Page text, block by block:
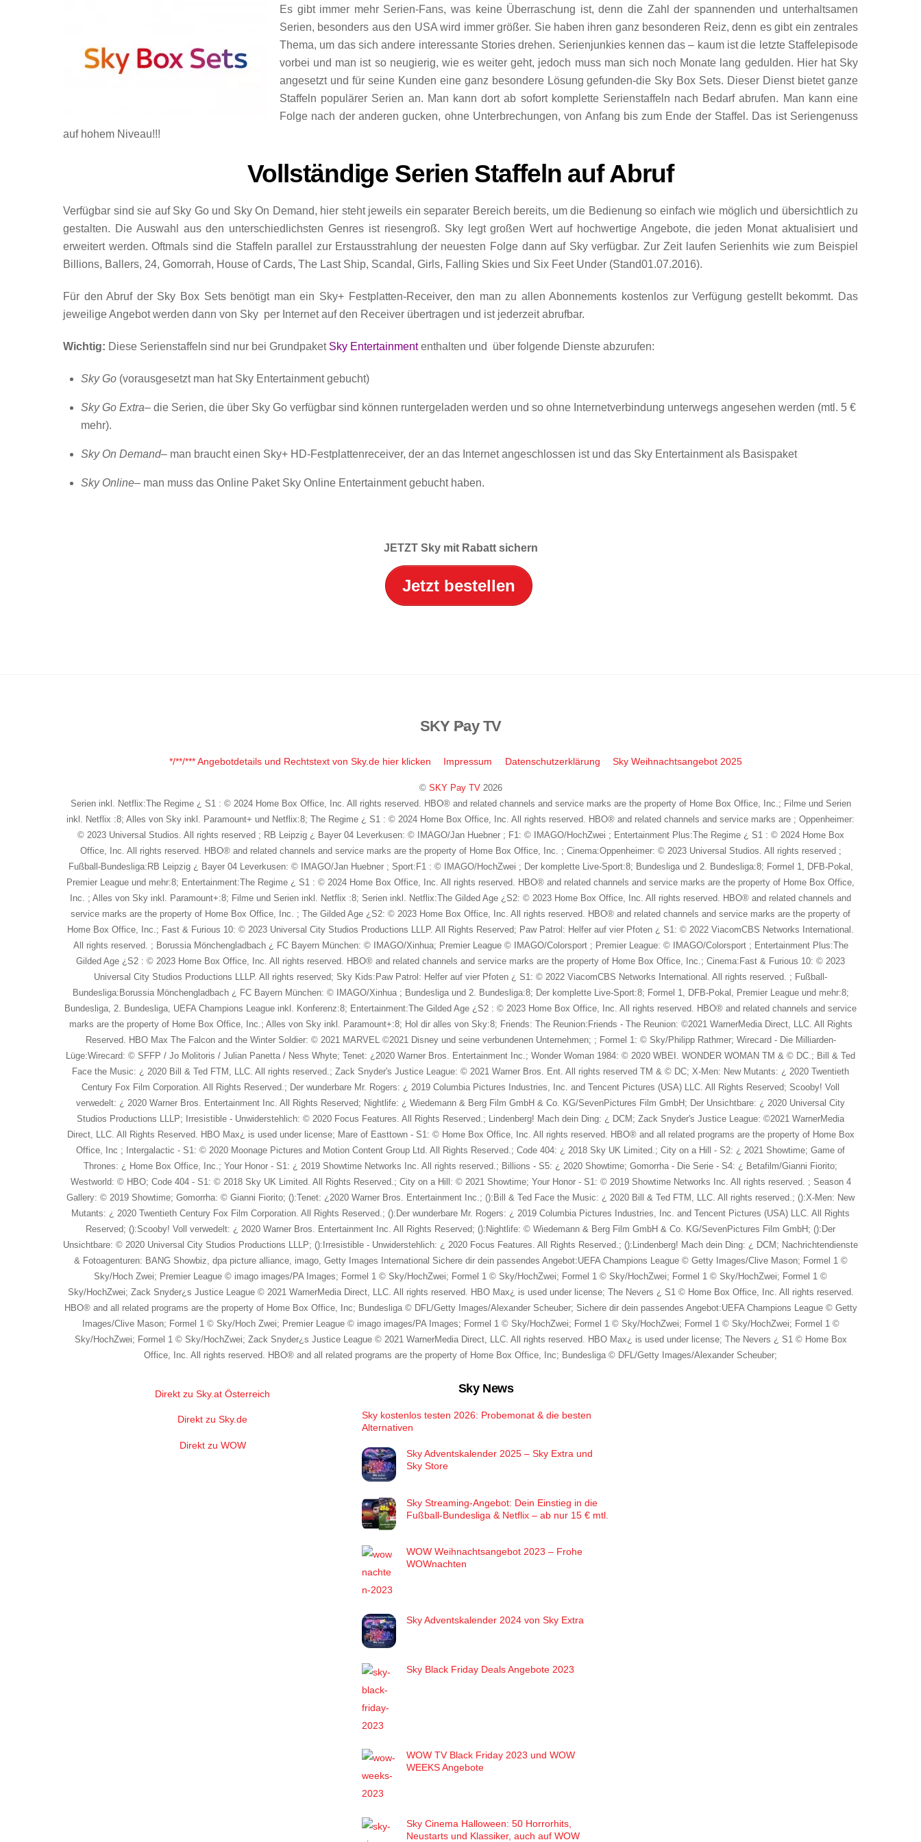
Es gibt immer mehr Serien-Fans, was keine Überraschung ist, denn die Zahl der spannenden und unterhaltsamen
Serien, besonders aus den USA wird immer größer. Sie haben ihren ganz besonderen Reiz, denn es gibt ein zentrales
Thema, um das sich andere interessante Stories drehen. Serienjunkies kennen das – kaum ist die letzte Staffelepisode
vorbei und man ist so neugierig, wie es weiter geht, jedoch muss man sich noch Monate lang gedulden. Hier hat Sky
angesetzt und für seine Kunden eine ganz besondere Lösung gefunden-die Sky Box Sets. Dieser Dienst bietet ganze
Staffeln populärer Serien an. Man kann dort ab sofort komplette Serienstaffeln nach Bedarf abrufen. Man kann eine
Folge nach der anderen gucken, ohne Unterbrechungen, von Anfang bis zum Ende der Staffel. Das ist Seriengenuss
auf hohem Niveau!!!
Vollständige Serien Staffeln auf Abruf
Verfügbar sind sie auf Sky Go und Sky On Demand, hier steht jeweils ein separater Bereich bereits, um die Bedienung so einfach wie möglich und übersichtlich zu
gestalten. Die Auswahl aus den unterschiedlichsten Genres ist riesengroß. Sky legt großen Wert auf hochwertige Angebote, die jeden Monat aktualisiert und
erweitert werden. Oftmals sind die Staffeln parallel zur Erstausstrahlung der neuesten Folge dann auf Sky verfügbar. Zur Zeit laufen Serienhits wie zum Beispiel
Billions, Ballers, 24, Gomorrah, House of Cards, The Last Ship, Scandal, Girls, Falling Skies und Six Feet Under (Stand01.07.2016).
Für den Abruf der Sky Box Sets benötigt man ein Sky+ Festplatten-Receiver, den man zu allen Abonnements kostenlos zur Verfügung gestellt bekommt. Das
jeweilige Angebot werden dann von Sky per Internet auf den Receiver übertragen und ist jederzeit abrufbar.
Wichtig: Diese Serienstaffeln sind nur bei Grundpaket Sky Entertainmententhalten und über folgende Dienste abzurufen:
Sky Go(vorausgesetzt man hat Sky Entertainment gebucht)
Sky Go Extra– die Serien, die über Sky Go verfügbar sind können runtergeladen werden und so ohne Internetverbindung unterwegs angesehen werden (mtl. 5 €
mehr).
Sky On Demand– man braucht einen Sky+ HD-Festplattenreceiver, der an das Internet angeschlossen ist und das Sky Entertainment als Basispaket
Sky Online– man muss das Online Paket Sky Online Entertainment gebucht haben.
JETZT Sky mit Rabatt sichern
Jetzt bestellen
Back
Top
SKY Pay TV
*/**/*** Angebotdetails und Rechtstext von Sky.de hier klicken Impressum Datenschutzerklärung Sky Weihnachtsangebot 2025
© SKY Pay TV2026
Serien inkl. Netflix:The Regime ¿ S1 : © 2024 Home Box Office, Inc. All rights reserved. HBO® and related channels and service marks are the property of Home Box Office, Inc.; Filme und Serien
inkl. Netflix :8; Alles von Sky inkl. Paramount+ und Netflix:8; The Regime ¿ S1 : © 2024 Home Box Office, Inc. All rights reserved. HBO® and related channels and service marks are ; Oppenheimer:
© 2023 Universal Studios. All rights reserved ; RB Leipzig ¿ Bayer 04 Leverkusen: © IMAGO/Jan Huebner ; F1: © IMAGO/HochZwei ; Entertainment Plus:The Regime ¿ S1 : © 2024 Home Box
Office, Inc. All rights reserved. HBO® and related channels and service marks are the property of Home Box Office, Inc. ; Cinema:Oppenheimer: © 2023 Universal Studios. All rights reserved ;
Fußball-Bundesliga:RB Leipzig ¿ Bayer 04 Leverkusen: © IMAGO/Jan Huebner ; Sport:F1 : © IMAGO/HochZwei ; Der komplette Live-Sport:8; Bundesliga und 2. Bundesliga:8; Formel 1, DFB-Pokal,
Premier League und mehr:8; Entertainment:The Regime ¿ S1 : © 2024 Home Box Office, Inc. All rights reserved. HBO® and related channels and service marks are the property of Home Box Office,
Inc. ; Alles von Sky inkl. Paramount+:8; Filme und Serien inkl. Netflix :8; Serien inkl. Netflix:The Gilded Age ¿S2: © 2023 Home Box Office, Inc. All rights reserved. HBO® and related channels and
service marks are the property of Home Box Office, Inc. ; The Gilded Age ¿S2: © 2023 Home Box Office, Inc. All rights reserved. HBO® and related channels and service marks are the property of
Home Box Office, Inc.; Fast & Furious 10: © 2023 Universal City Studios Productions LLLP. All Rights Reserved; Paw Patrol: Helfer auf vier Pfoten ¿ S1: © 2022 ViacomCBS Networks International.
All rights reserved. ; Borussia Mönchengladbach ¿ FC Bayern München: © IMAGO/Xinhua; Premier League © IMAGO/Colorsport ; Premier League: © IMAGO/Colorsport ; Entertainment Plus:The
Gilded Age ¿S2 : © 2023 Home Box Office, Inc. All rights reserved. HBO® and related channels and service marks are the property of Home Box Office, Inc.; Cinema:Fast & Furious 10: © 2023
Universal City Studios Productions LLLP. All rights reserved; Sky Kids:Paw Patrol: Helfer auf vier Pfoten ¿ S1: © 2022 ViacomCBS Networks International. All rights reserved. ; Fußball-
Bundesliga:Borussia Mönchengladbach ¿ FC Bayern München: © IMAGO/Xinhua ; Bundesliga und 2. Bundesliga:8; Der komplette Live-Sport:8; Formel 1, DFB-Pokal, Premier League und mehr:8;
Bundesliga, 2. Bundesliga, UEFA Champions League inkl. Konferenz:8; Entertainment:The Gilded Age ¿S2 : © 2023 Home Box Office, Inc. All rights reserved. HBO® and related channels and service
marks are the property of Home Box Office, Inc.; Alles von Sky inkl. Paramount+:8; Hol dir alles von Sky:8; Friends: The Reunion:Friends - The Reunion: ©2021 WarnerMedia Direct, LLC. All Rights
Reserved. HBO Max The Falcon and the Winter Soldier: © 2021 MARVEL ©2021 Disney und seine verbundenen Unternehmen; ; Formel 1: © Sky/Philipp Rathmer; Wirecard - Die Milliarden-
Lüge:Wirecard: © SFFP / Jo Molitoris / Julian Panetta / Ness Whyte; Tenet: ¿2020 Warner Bros. Entertainment Inc.; Wonder Woman 1984: © 2020 WBEI. WONDER WOMAN TM & © DC.; Bill & Ted
Face the Music: ¿ 2020 Bill & Ted FTM, LLC. All rights reserved.; Zack Snyder's Justice League: © 2021 Warner Bros. Ent. All rights reserved TM & © DC; X-Men: New Mutants: ¿ 2020 Twentieth
Century Fox Film Corporation. All Rights Reserved.; Der wunderbare Mr. Rogers: ¿ 2019 Columbia Pictures Industries, Inc. and Tencent Pictures (USA) LLC. All Rights Reserved; Scooby! Voll
verwedelt: ¿ 2020 Warner Bros. Entertainment Inc. All Rights Reserved; Nightlife: ¿ Wiedemann & Berg Film GmbH & Co. KG/SevenPictures Film GmbH; Der Unsichtbare: ¿ 2020 Universal City
Studios Productions LLLP; Irresistible - Unwiderstehlich: © 2020 Focus Features. All Rights Reserved.; Lindenberg! Mach dein Ding: ¿ DCM; Zack Snyder's Justice League: ©2021 WarnerMedia
Direct, LLC. All Rights Reserved. HBO Max¿ is used under license; Mare of Easttown - S1: © Home Box Office, Inc. All rights reserved. HBO® and all related programs are the property of Home Box
Office, Inc ; Intergalactic - S1: © 2020 Moonage Pictures and Motion Content Group Ltd. All Rights Reserved.; Code 404: ¿ 2018 Sky UK Limited.; City on a Hill - S2: ¿ 2021 Showtime; Game of
Thrones: ¿ Home Box Office, Inc.; Your Honor - S1: ¿ 2019 Showtime Networks Inc. All rights reserved.; Billions - S5: ¿ 2020 Showtime; Gomorrha - Die Serie - S4: ¿ Betafilm/Gianni Fiorito;
Westworld: © HBO; Code 404 - S1: © 2018 Sky UK Limited. All Rights Reserved.; City on a Hill: © 2021 Showtime; Your Honor - S1: © 2019 Showtime Networks Inc. All rights reserved. ; Season 4
Gallery: © 2019 Showtime; Gomorrha: © Gianni Fiorito; ():Tenet: ¿2020 Warner Bros. Entertainment Inc.; ():Bill & Ted Face the Music: ¿ 2020 Bill & Ted FTM, LLC. All rights reserved.; ():X-Men: New
Mutants: ¿ 2020 Twentieth Century Fox Film Corporation. All Rights Reserved.; ():Der wunderbare Mr. Rogers: ¿ 2019 Columbia Pictures Industries, Inc. and Tencent Pictures (USA) LLC. All Rights
Reserved; ():Scooby! Voll verwedelt: ¿ 2020 Warner Bros. Entertainment Inc. All Rights Reserved; ():Nightlife: © Wiedemann & Berg Film GmbH & Co. KG/SevenPictures Film GmbH; ():Der
Unsichtbare: © 2020 Universal City Studios Productions LLLP; ():Irresistible - Unwiderstehlich: ¿ 2020 Focus Features. All Rights Reserved.; ():Lindenberg! Mach dein Ding: ¿ DCM; Nachrichtendienste
& Fotoagenturen: BANG Showbiz, dpa picture alliance, imago, Getty Images International Sichere dir dein passendes Angebot:UEFA Champions League © Getty Images/Clive Mason; Formel 1 ©
Sky/Hoch Zwei; Premier League © imago images/PA Images; Formel 1 © Sky/HochZwei; Formel 1 © Sky/HochZwei; Formel 1 © Sky/HochZwei; Formel 1 © Sky/HochZwei; Formel 1 ©
Sky/HochZwei; Zack Snyder¿s Justice League © 2021 WarnerMedia Direct, LLC. All rights reserved. HBO Max¿ is used under license; The Nevers ¿ S1 © Home Box Office, Inc. All rights reserved.
HBO® and all related programs are the property of Home Box Office, Inc; Bundesliga © DFL/Getty Images/Alexander Scheuber; Sichere dir dein passendes Angebot:UEFA Champions League © Getty
Images/Clive Mason; Formel 1 © Sky/Hoch Zwei; Premier League © imago images/PA Images; Formel 1 © Sky/HochZwei; Formel 1 © Sky/HochZwei; Formel 1 © Sky/HochZwei; Formel 1 ©
Sky/HochZwei; Formel 1 © Sky/HochZwei; Zack Snyder¿s Justice League © 2021 WarnerMedia Direct, LLC. All rights reserved. HBO Max¿ is used under license; The Nevers ¿ S1 © Home Box
Office, Inc. All rights reserved. HBO® and all related programs are the property of Home Box Office, Inc; Bundesliga © DFL/Getty Images/Alexander Scheuber;
Direkt zu Sky.at Österreich
Direkt zu Sky.de
Direkt zu WOW
Sky News
Sky kostenlos testen 2026: Probemonat & die besten
Alternativen
Sky Adventskalender 2025 – Sky Extra und
Sky Store
Sky Streaming-Angebot: Dein Einstieg in die
Fußball-Bundesliga & Netflix – ab nur 15 € mtl.
WOW Weihnachtsangebot 2023 – Frohe
WOWnachten
Sky Adventskalender 2024 von Sky Extra
Sky Black Friday Deals Angebote 2023
WOW TV Black Friday 2023 und WOW
WEEKS Angebote
Sky Cinema Halloween: 50 Horrorhits,
Neustarts und Klassiker, auch auf WOW